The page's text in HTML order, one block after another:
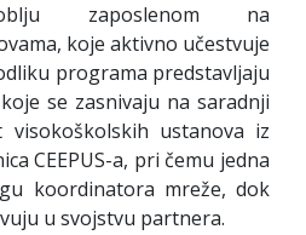
zaposlenom na
koje aktivno učestvuje
programa predstavljaju
se zasnivaju na saradnji
visokoškolskih ustanova iz
CEEPUS-a, pri čemu jedna
koordinatora mreže, dok
u svojstvu partnera.